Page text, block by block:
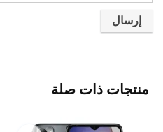
منتجات ذات صلة